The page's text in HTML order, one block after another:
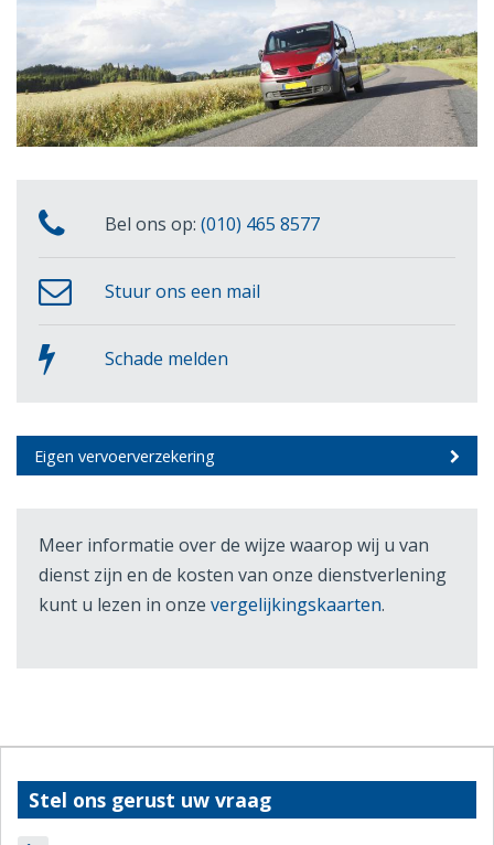
Bel ons op: (010) 465 8577
Stuur ons een mail
Schade melden
Eigen vervoerverzekering
Meer informatie over de wijze waarop wij u van
dienst zijn en de kosten van onze dienstverlening
kunt u lezen in onze vergelijkingskaarten.
Stel ons gerust uw vraag